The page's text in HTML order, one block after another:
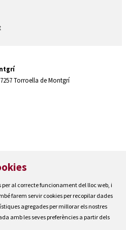
Torroella de Montgrí
al correcte funcionament del lloc web, i
farem servir cookies per recopilar dades
agregades per millorar els nostres
amb les seves preferències a partir dels